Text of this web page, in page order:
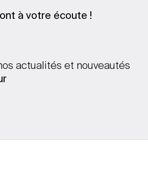
à votre écoute !
actualités et nouveautés